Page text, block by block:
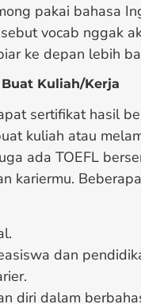
pakai bahasa
vocab nggak
ke depan lebih
Kuliah/Kerja
sertifikat hasil
kuliah atau
ada TOEFL
kariermu.
dan
diri dalam